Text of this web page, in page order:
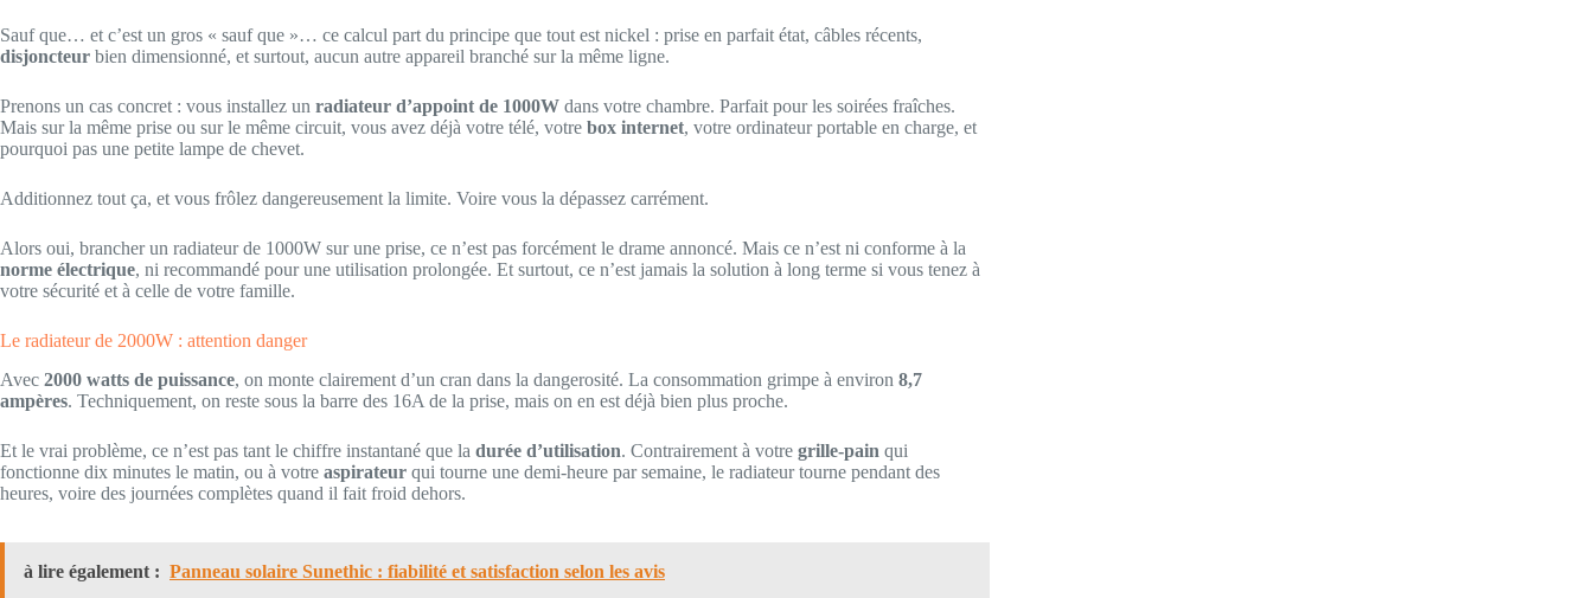
Sauf que… et c’est un gros « sauf que »… ce calcul part du principe que tout est nickel : prise en parfait état, câbles récents,
disjoncteur bien dimensionné, et surtout, aucun autre appareil branché sur la même ligne.
Prenons un cas concret : vous installez un radiateur d’appoint de 1000W dans votre chambre. Parfait pour les soirées fraîches.
Mais sur la même prise ou sur le même circuit, vous avez déjà votre télé, votre box internet, votre ordinateur portable en charge, et
pourquoi pas une petite lampe de chevet.
Additionnez tout ça, et vous frôlez dangereusement la limite. Voire vous la dépassez carrément.
Alors oui, brancher un radiateur de 1000W sur une prise, ce n’est pas forcément le drame annoncé. Mais ce n’est ni conforme à la
norme électrique, ni recommandé pour une utilisation prolongée. Et surtout, ce n’est jamais la solution à long terme si vous tenez à
votre sécurité et à celle de votre famille.
Le radiateur de 2000W : attention danger
Avec 2000 watts de puissance, on monte clairement d’un cran dans la dangerosité. La consommation grimpe à environ 8,7
ampères. Techniquement, on reste sous la barre des 16A de la prise, mais on en est déjà bien plus proche.
Et le vrai problème, ce n’est pas tant le chiffre instantané que la durée d’utilisation. Contrairement à votre grille-pain qui
fonctionne dix minutes le matin, ou à votre aspirateur qui tourne une demi-heure par semaine, le radiateur tourne pendant des
heures, voire des journées complètes quand il fait froid dehors.
à lire également : Panneau solaire Sunethic : fiabilité et satisfaction selon les avis